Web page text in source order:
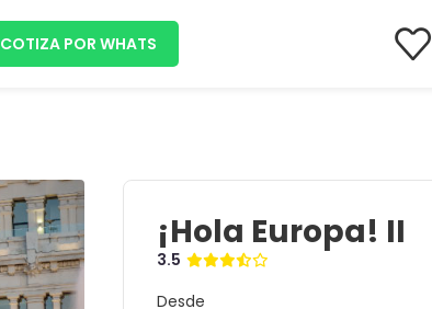
COTIZA POR WHATS
¡Hola Europa! II
3.5
Desde